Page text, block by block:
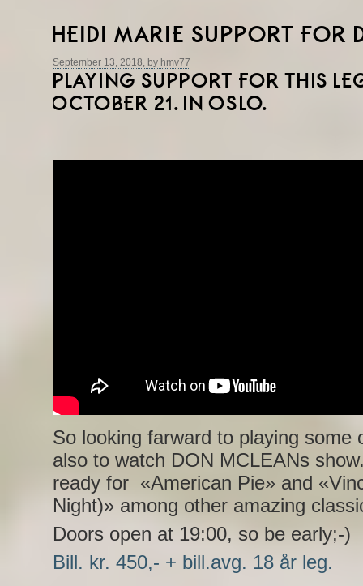
HEIDI MARIE SUPPORT FOR
September 13, 2018, by hmv77
PLAYING SUPPORT FOR THIS
OCTOBER 21. IN OSLO.
So looking farward to playing some
also to watch DON MCLEANs
ready for «American Pie» and
Night)» among other amazing
Doors open at 19:00, so be early;-)
Bill. kr. 450,- + bill.avg. 18 år leg.